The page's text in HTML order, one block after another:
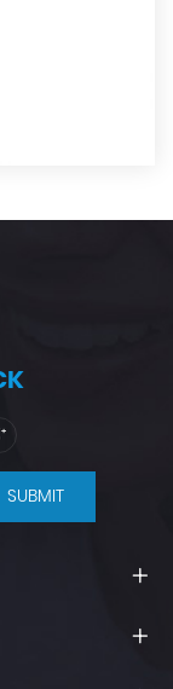
SUBMIT